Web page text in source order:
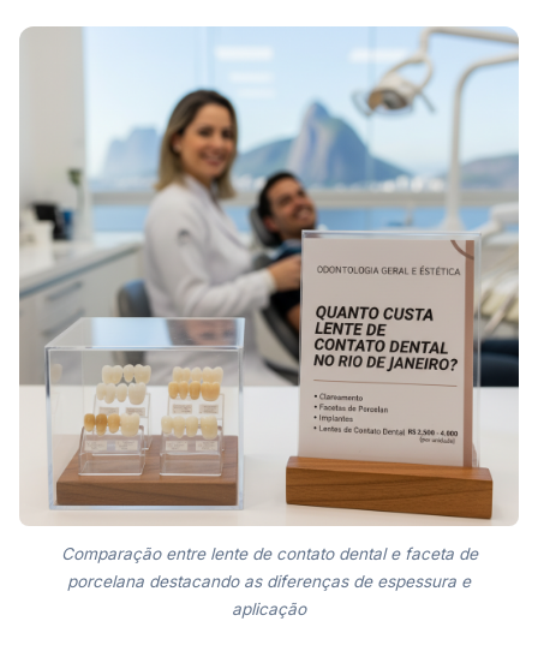
Comparação entre lente de contato dental e faceta de
porcelana destacando as diferenças de espessura e
aplicação